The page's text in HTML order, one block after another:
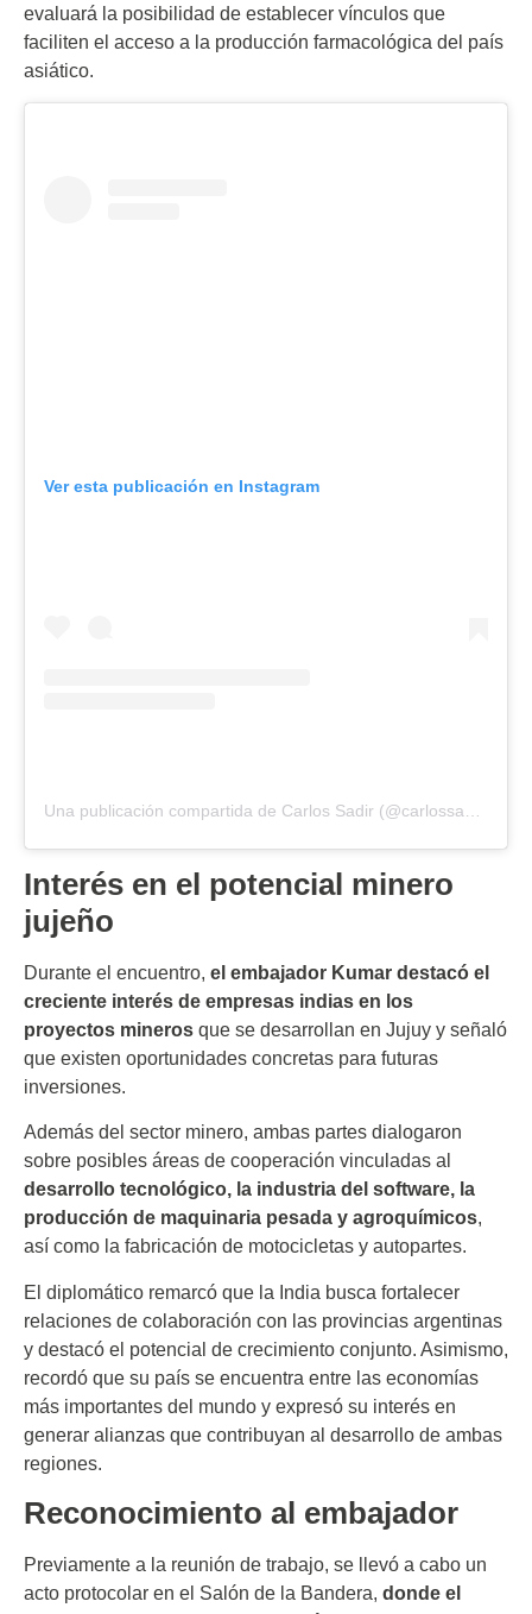
evaluará la posibilidad de establecer vínculos que
faciliten el acceso a la producción farmacológica del país
asiático.
Ver esta publicación en Instagram
Una publicación compartida de Carlos Sadir (@carlossadirjujuy)
Interés en el potencial minero
jujeño
Durante el encuentro, el embajador Kumar destacó el
creciente interés de empresas indias en los
proyectos mineros que se desarrollan en Jujuy y señaló
que existen oportunidades concretas para futuras
inversiones.
Además del sector minero, ambas partes dialogaron
sobre posibles áreas de cooperación vinculadas al
desarrollo tecnológico, la industria del software, la
producción de maquinaria pesada y agroquímicos,
así como la fabricación de motocicletas y autopartes.
El diplomático remarcó que la India busca fortalecer
relaciones de colaboración con las provincias argentinas
y destacó el potencial de crecimiento conjunto. Asimismo,
recordó que su país se encuentra entre las economías
más importantes del mundo y expresó su interés en
generar alianzas que contribuyan al desarrollo de ambas
regiones.
Reconocimiento al embajador
Previamente a la reunión de trabajo, se llevó a cabo un
acto protocolar en el Salón de la Bandera, donde el